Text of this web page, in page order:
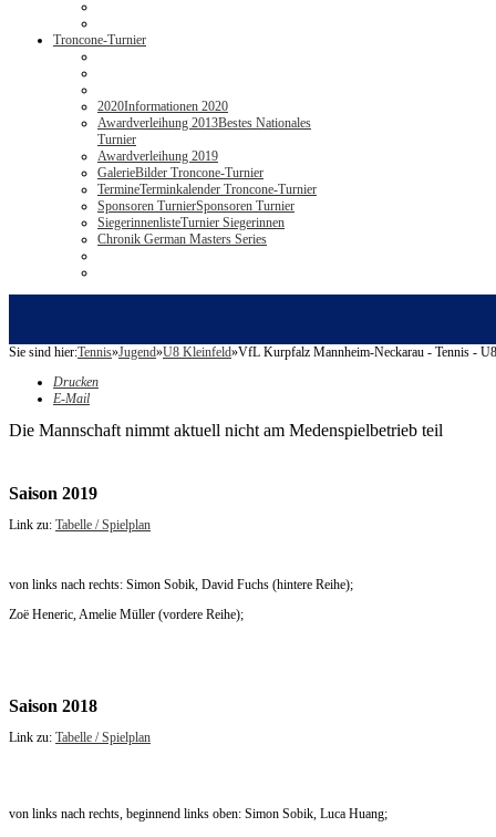
Troncone-Turnier
2020Informationen 2020
Awardverleihung 2013Bestes Nationales
Turnier
Awardverleihung 2019
GalerieBilder Troncone-Turnier
TermineTerminkalender Troncone-Turnier
Sponsoren TurnierSponsoren Turnier
SiegerinnenlisteTurnier Siegerinnen
Chronik German Masters Series
Sie sind hier:Tennis»Jugend»U8 Kleinfeld»VfL Kurpfalz Mannheim-Neckarau - Tennis -
Drucken
E-Mail
Die Mannschaft nimmt aktuell nicht am Medenspielbetrieb teil
Saison 2019
Link zu: Tabelle / Spielplan
von links nach rechts: Simon Sobik, David Fuchs (hintere Reihe);
Zoë Heneric, Amelie Müller (vordere Reihe);
Saison 2018
Link zu: Tabelle / Spielplan
von links nach rechts, beginnend links oben: Simon Sobik, Luca Huang;